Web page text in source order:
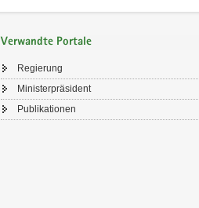
Verwandte Portale
Regierung
Ministerpräsident
Publikationen